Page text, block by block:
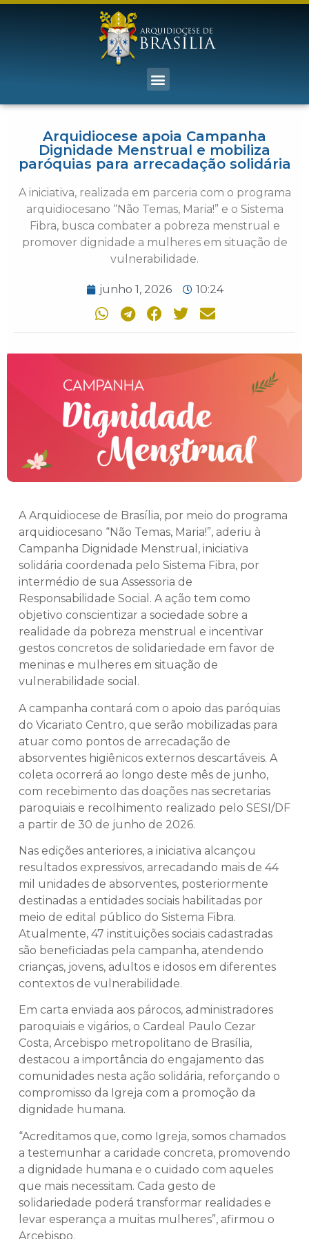
Arquidiocese apoia Campanha
Dignidade Menstrual e mobiliza
paróquias para arrecadação solidária
A iniciativa, realizada em parceria com o programa
arquidiocesano “Não Temas, Maria!” e o Sistema
Fibra, busca combater a pobreza menstrual e
promover dignidade a mulheres em situação de
vulnerabilidade.
junho 1, 2026 10:24
A Arquidiocese de Brasília, por meio do programa
arquidiocesano “Não Temas, Maria!”, aderiu à
Campanha Dignidade Menstrual, iniciativa
solidária coordenada pelo Sistema Fibra, por
intermédio de sua Assessoria de
Responsabilidade Social. A ação tem como
objetivo conscientizar a sociedade sobre a
realidade da pobreza menstrual e incentivar
gestos concretos de solidariedade em favor de
meninas e mulheres em situação de
vulnerabilidade social.
A campanha contará com o apoio das paróquias
do Vicariato Centro, que serão mobilizadas para
atuar como pontos de arrecadação de
absorventes higiênicos externos descartáveis. A
coleta ocorrerá ao longo deste mês de junho,
com recebimento das doações nas secretarias
paroquiais e recolhimento realizado pelo SESI/DF
a partir de 30 de junho de 2026.
Nas edições anteriores, a iniciativa alcançou
resultados expressivos, arrecadando mais de 44
mil unidades de absorventes, posteriormente
destinadas a entidades sociais habilitadas por
meio de edital público do Sistema Fibra.
Atualmente, 47 instituições sociais cadastradas
são beneficiadas pela campanha, atendendo
crianças, jovens, adultos e idosos em diferentes
contextos de vulnerabilidade.
Em carta enviada aos párocos, administradores
paroquiais e vigários, o Cardeal Paulo Cezar
Costa, Arcebispo metropolitano de Brasília,
destacou a importância do engajamento das
comunidades nesta ação solidária, reforçando o
compromisso da Igreja com a promoção da
dignidade humana.
“Acreditamos que, como Igreja, somos chamados
a testemunhar a caridade concreta, promovendo
a dignidade humana e o cuidado com aqueles
que mais necessitam. Cada gesto de
solidariedade poderá transformar realidades e
levar esperança a muitas mulheres”, afirmou o
Arcebispo.